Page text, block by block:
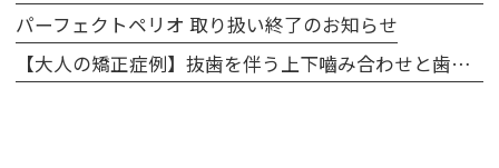
パーフェクトペリオ 取り扱い終了のお知らせ
【大人の矯正症例】抜歯を伴う上下嚙み合わせと歯のアーチの修正